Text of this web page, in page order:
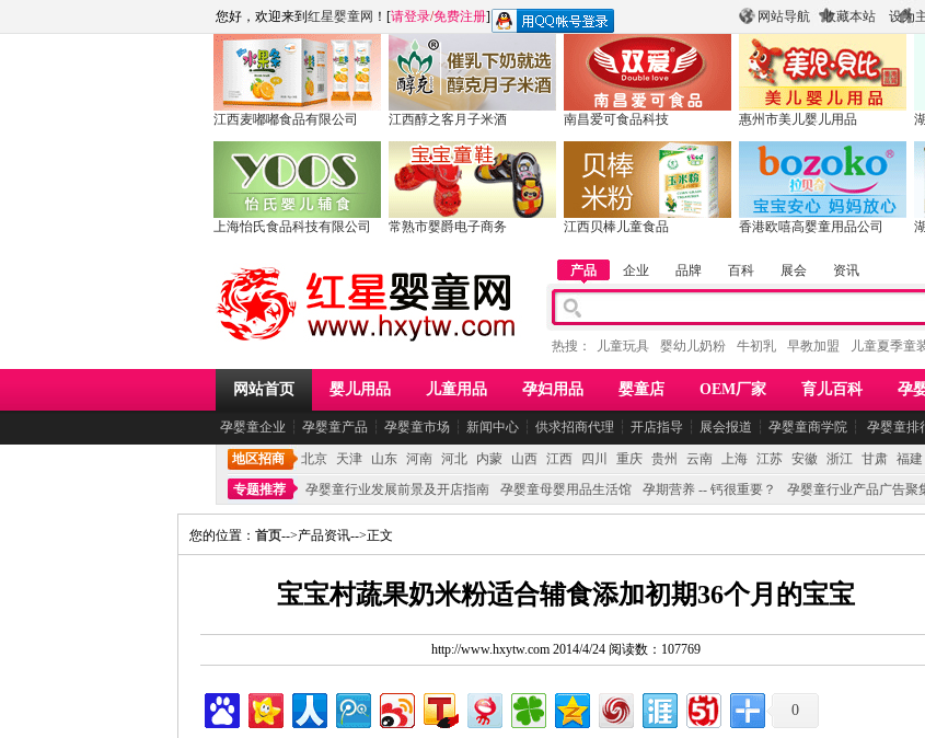
网站导航 收藏本站 设为
您好，欢迎来到 红星婴童网 ！[请登录/免费注册]
江西麦嘟嘟食品有限公司 江西醇之客月子米酒 南昌爱可食品科技 惠州市美儿婴儿用品
上海怡氏食品科技有限公司 常熟市婴爵电子商务 江西贝棒儿童食品 香港欧嘻高婴童用品公司
产品 企业 品牌 百科 展会 资讯
热搜： 儿童玩具 婴幼儿奶粉 牛初乳 早教加盟 儿童夏季童
网站首页 婴儿用品 儿童用品 孕妇用品 婴童店 OEM厂家 育儿百科 孕
孕婴童企业 ┆ 孕婴童产品 ┆ 孕婴童市场 ┆ 新闻中心 ┆ 供求招商代理 ┆ 开店指导 ┆ 展会报道 ┆ 孕婴童商学院 ┆ 孕婴童排
地区招商 北京 天津 山东 河南 河北 内蒙 山西 江西 四川 重庆 贵州 云南 上海 江苏 安徽 浙江 甘肃 福建
专题推荐
孕婴童行业发展前景及开店指南 孕婴童母婴用品生活馆 孕期营养 -- 钙很重要？ 孕婴童行业产品广告聚
您的位置： 首页-->产品资讯-->正文
宝宝村蔬果奶米粉适合辅食添加初期36个月的宝宝
http://www.hxytw.com 2014/4/24 阅读数：107769
0